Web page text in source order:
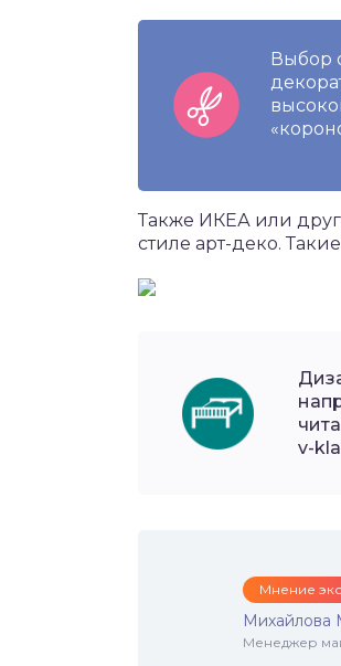
Выбор
Также ИКЕА или
стиле арт-деко.
v-
Мнение
Михайлова
Менеджер